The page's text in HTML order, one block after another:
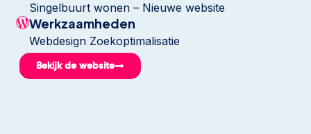
Singelbuurt wonen – Nieuwe website
Werkzaamheden
Webdesign Zoekoptimalisatie
Bekijk de website